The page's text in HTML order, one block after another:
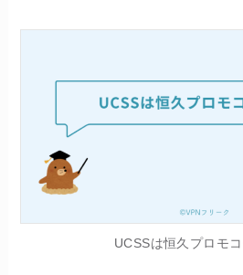
UCSSは恒久プロモ